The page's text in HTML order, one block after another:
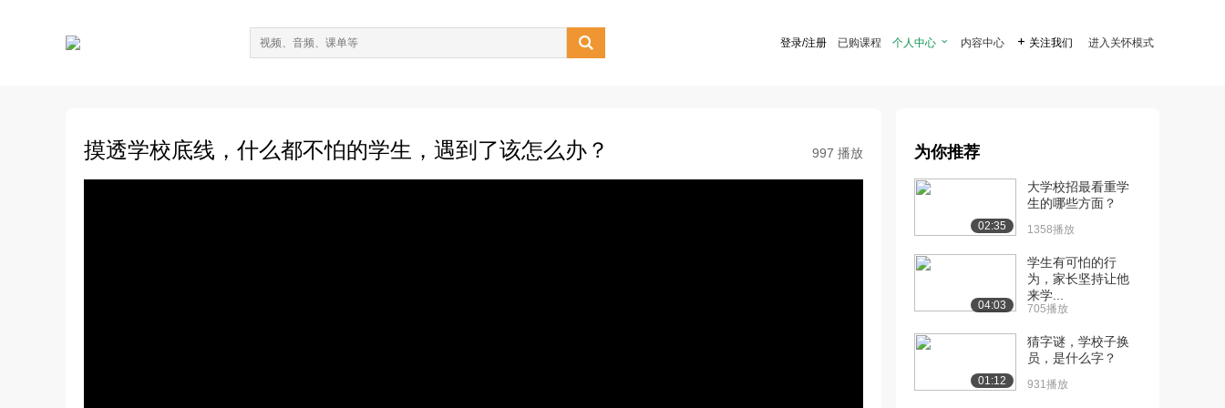
 登录/注册 已购课程 个人中心  内容中心  关注我们 进入关怀模式
摸透学校底线，什么都不怕的学生，遇到了该怎么办？ 997 播放 为你推荐
02:35
大学校招最看重学
生的哪些方面？
1358播放
04:03
学生有可怕的行
为，家长坚持让他
来学...
705播放
01:12
猜字谜，学校子换
员，是什么字？
931播放